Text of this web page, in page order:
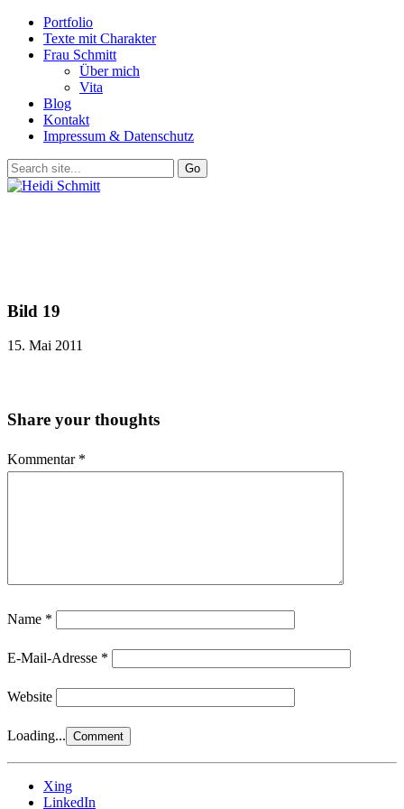
Portfolio
Texte mit Charakter
Frau Schmitt
Über mich
Vita
Blog
Kontakt
Impressum & Datenschutz
Bild 19
15. Mai 2011
Share your thoughts
Kommentar *
Name *
E-Mail-Adresse *
Website
Loading...
Xing
LinkedIn